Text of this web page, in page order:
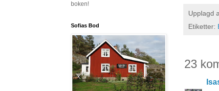
Upplagd
Etiketter:
23
boken!
Sofias Bod